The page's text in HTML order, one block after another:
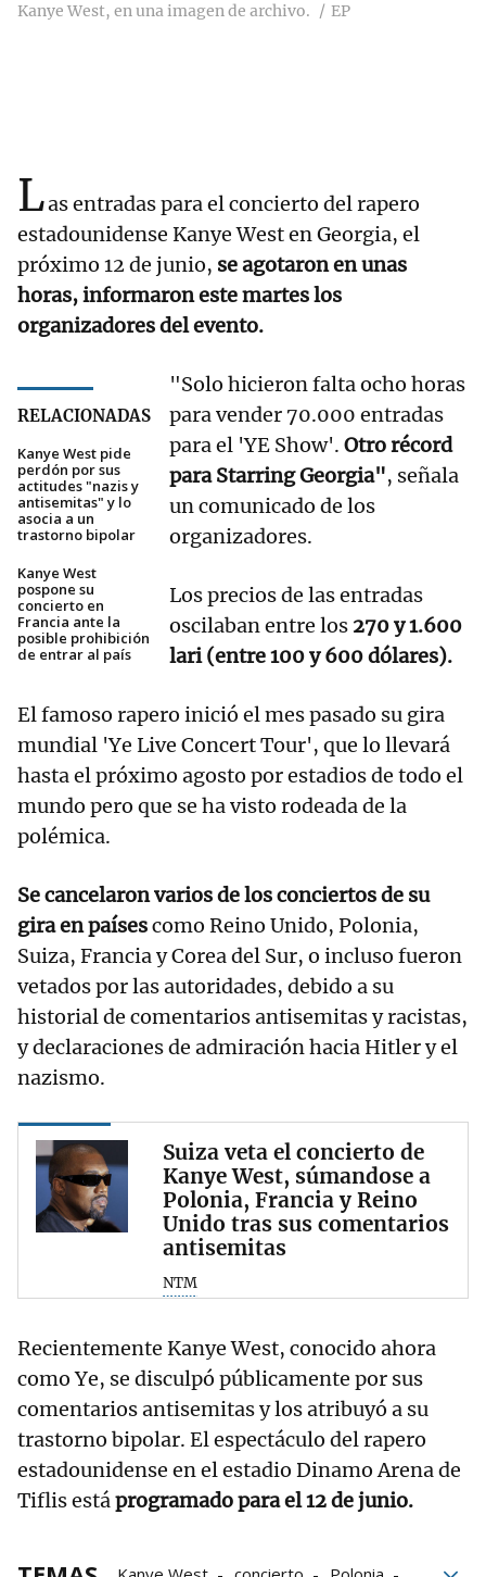
Kanye West, en una imagen de archivo. EP
Las entradas para el concierto del rapero
estadounidense Kanye West en Georgia, el
próximo 12 de junio, se agotaron en unas
horas, informaron este martes los
organizadores del evento.
RELACIONADAS
Kanye West pide
perdón por sus
actitudes "nazis y
antisemitas" y lo
asocia a un
trastorno bipolar
Kanye West
pospone su
concierto en
Francia ante la
posible prohibición
de entrar al país
"Solo hicieron falta ocho horas
para vender 70.000 entradas
para el 'YE Show'. Otro récord
para Starring Georgia", señala
un comunicado de los
organizadores.
Los precios de las entradas
oscilaban entre los 270 y 1.600
lari (entre 100 y 600 dólares).
El famoso rapero inició el mes pasado su gira
mundial 'Ye Live Concert Tour', que lo llevará
hasta el próximo agosto por estadios de todo el
mundo pero que se ha visto rodeada de la
polémica.
Se cancelaron varios de los conciertos de su
gira en paísescomo Reino Unido, Polonia,
Suiza, Francia y Corea del Sur, o incluso fueron
vetados por las autoridades, debido a su
historial de comentarios antisemitas y racistas,
y declaraciones de admiración hacia Hitler y el
nazismo.
Suiza veta el concierto de
Kanye West, súmandose a
Polonia, Francia y Reino
Unido tras sus comentarios
antisemitas
NTM
Recientemente Kanye West, conocido ahora
como Ye, se disculpó públicamente por sus
comentarios antisemitas y los atribuyó a su
trastorno bipolar. El espectáculo del rapero
estadounidense en el estadio Dinamo Arena de
Tiflis estáprogramado para el 12 de junio.